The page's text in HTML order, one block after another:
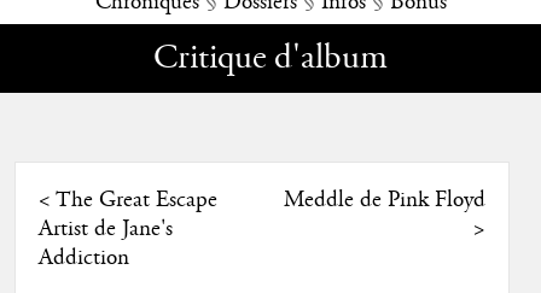
Critique d'album
< The Great Escape
Artist de Jane's
Addiction
Meddle de Pink Floyd
>